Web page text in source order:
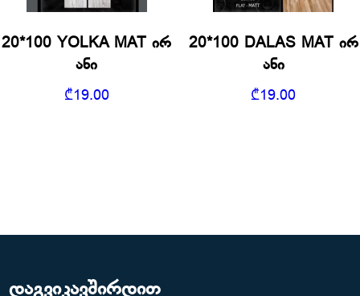
20*100 YOLKA MAT ირ
ანი
₾19.00
20*100 DALAS MAT ირ
ანი
₾19.00
დაგვიკავშირდით